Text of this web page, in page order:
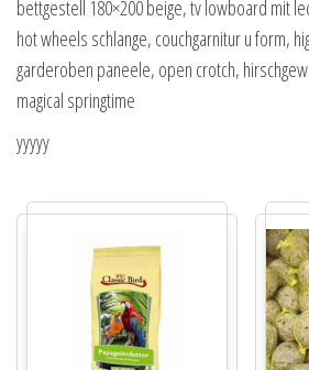
bettgestell 180×200 beige, tv lowboard mit
hot wheels schlange, couchgarnitur u form,
garderoben paneele, open crotch,
magical springtime
yyyyy